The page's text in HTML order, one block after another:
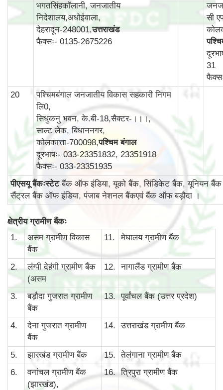
भगतसिंहकॉलानी, जनजातीय
निदेशालय,अधोईवाला,
देहरादून-248001,उत्तराखंड
फैक्सः- 0135-2675226
सी
31
20
पश्चिमबंगाल जनजातीय विकास सहकारी निगम
लि0,
सिधुकनु भवन, के.बी-18,सैक्टर-।।।,
साल्ट लेक, बिधाननगर,
कोलकात्ता-700098,पश्चिम बंगाल
दूरभाषः- 033-23351832, 23351918
फैक्सः- 033-23351935
पीएसयू बैंकःस्टेटबैंक ऑफ इंडिया, यूको बैंक, सिंडिकेट बैंक, यूनियन बैंक
सैंट्रल बैंक ऑफ इंडिया, पंजाब नेशनल बैंकएवं बैंक ऑफ बड़ौदा ।
क्षेत्रीय ग्रामीण बैंकः
1.
असम ग्रामीण विकास
बैंक
11. मेघालय ग्रामीण बैंक
2.
लंग्पी देहंगी ग्रामीण बैंक
(असम
12. नागालैंड ग्रामीण बैंक
3.
बड़ौदा गुजरात ग्रामीण
बैंक
13. पूर्वांचल बैंक (उत्तर प्रदेश)
4.
देना गुजरात ग्रामीण
बैंक
14. उत्तराखंड ग्रामीण बैंक
5. झारखंड ग्रामीण बैंक 15.
तेलंगाना ग्रामीण बैंक
6.
वनांचल ग्रामीण बैंक
(झारखंड),
16. त्रिपुरा ग्रामीण बैंक